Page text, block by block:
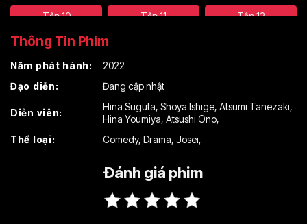
Tập 10 Tập 11 Tập 12
Thông Tin Phim
Năm phát hành:
2022
Đạo diễn:
Đang cập nhật
Diễn viên:
Hina Suguta, Shoya Ishige, Atsumi Tanezaki,
Hina Youmiya, Atsushi Ono,
Thể loại:
Comedy, Drama, Josei,
Đánh giá phim